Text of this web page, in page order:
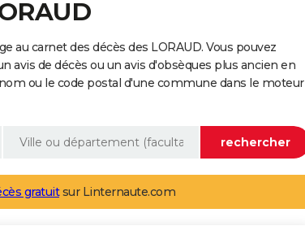
au carnet des décès des LORAUD. Vous pouvez
avis de décès ou un avis d'obsèques plus ancien en
ou le code postal d'une commune dans le moteur
gratuitsur Linternaute.com